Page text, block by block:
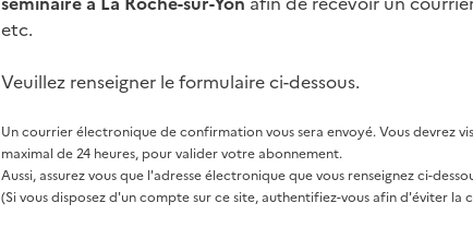
etc.
Veuillez renseigner le formulaire ci-dessous.
Un courrier électronique de confirmation vous sera envoyé. Vous devrez
maximal de 24 heures, pour valider votre abonnement.
Aussi, assurez vous que l'adresse électronique que vous renseignez ci-
(Si vous disposez d'un compte sur ce site, authentifiez-vous afin d'éviter